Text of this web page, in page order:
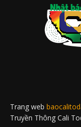
Trang web
Truyền Thông Cali